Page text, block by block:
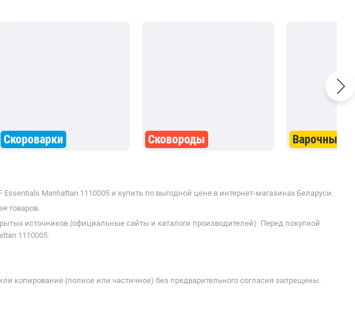
Скороварки Сковороды Варочные
Manhattan 1110005 и купить по выгодной цене в интернет-магазинах Беларуси.
товаров.
источников (официальные сайты и каталоги производителей). Перед покупкой
1110005.
копирование (полное или частичное) без предварительного согласия запрещены.